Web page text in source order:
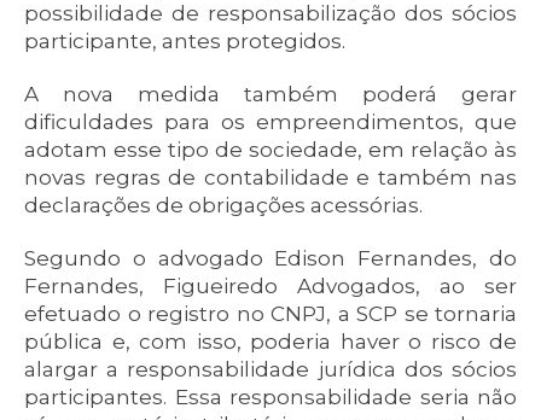
possibilidade de responsabilização dos sócios
participante, antes protegidos.
A nova medida também poderá gerar
dificuldades para os empreendimentos, que
adotam esse tipo de sociedade, em relação às
novas regras de contabilidade e também nas
declarações de obrigações acessórias.
Segundo o advogado Edison Fernandes, do
Fernandes, Figueiredo Advogados, ao ser
efetuado o registro no CNPJ, a SCP se tornaria
pública e, com isso, poderia haver o risco de
alargar a responsabilidade jurídica dos sócios
participantes. Essa responsabilidade seria não